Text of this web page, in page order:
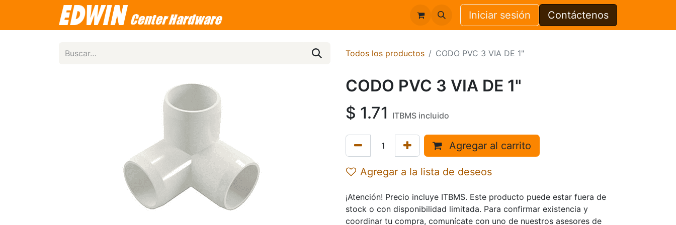
Iniciar sesión Contáctenos
Todos los productos CODO PVC 3 VIA DE 1"
CODO PVC 3 VIA DE 1"
$ 1.71 ITBMS incluido
Agregar al carrito
Agregar a la lista de deseos
¡Atención! Precio incluye ITBMS. Este producto puede estar fuera de
stock o con disponibilidad limitada. Para confirmar existencia y
coordinar tu compra, comunícate con uno de nuestros asesores de